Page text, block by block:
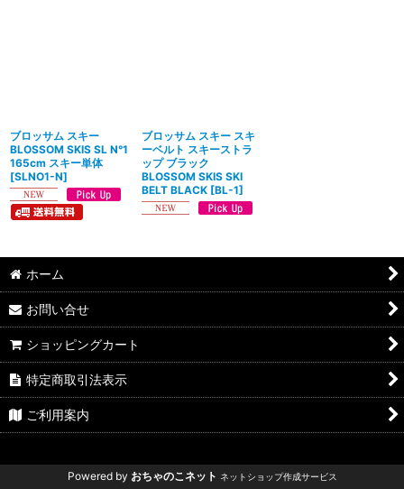
ブロッサム スキー
BLOSSOM SKIS SL N°1
165cm スキー単体
[SLNO1-N]
ブロッサム スキー スキ
ーベルト スキーストラ
ップ ブラック
BLOSSOM SKIS SKI
BELT BLACK [BL-1]
ホーム
お問い合せ
ショッピングカート
特定商取引法表示
ご利用案内
Powered by おちゃのこネット ネットショップ作成サービス